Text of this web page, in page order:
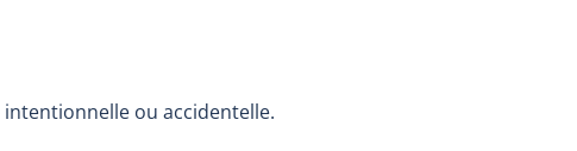
ou accidentelle.